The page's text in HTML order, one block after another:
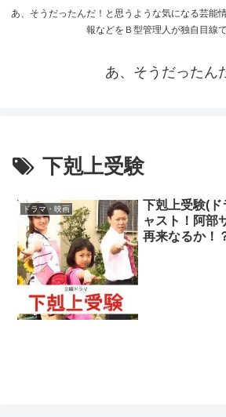
あ、そうだったんだ！と思うような気になる芸能
報などをＢ型管理人が独自目線
あ、そうだったん
下剋上受験
ドラマ・映画
下剋上受験(ド
ャスト！阿部
再来なるか！